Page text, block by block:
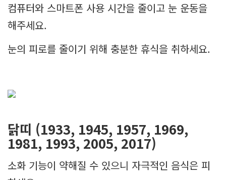
컴퓨터와 스마트폰 사용 시간을 줄이고 눈 운동을
해주세요.
눈의 피로를 줄이기 위해 충분한 휴식을 취하세요.
닭띠 (1933, 1945, 1957, 1969,
1981, 1993, 2005, 2017)
소화 기능이 약해질 수 있으니 자극적인 음식은 피